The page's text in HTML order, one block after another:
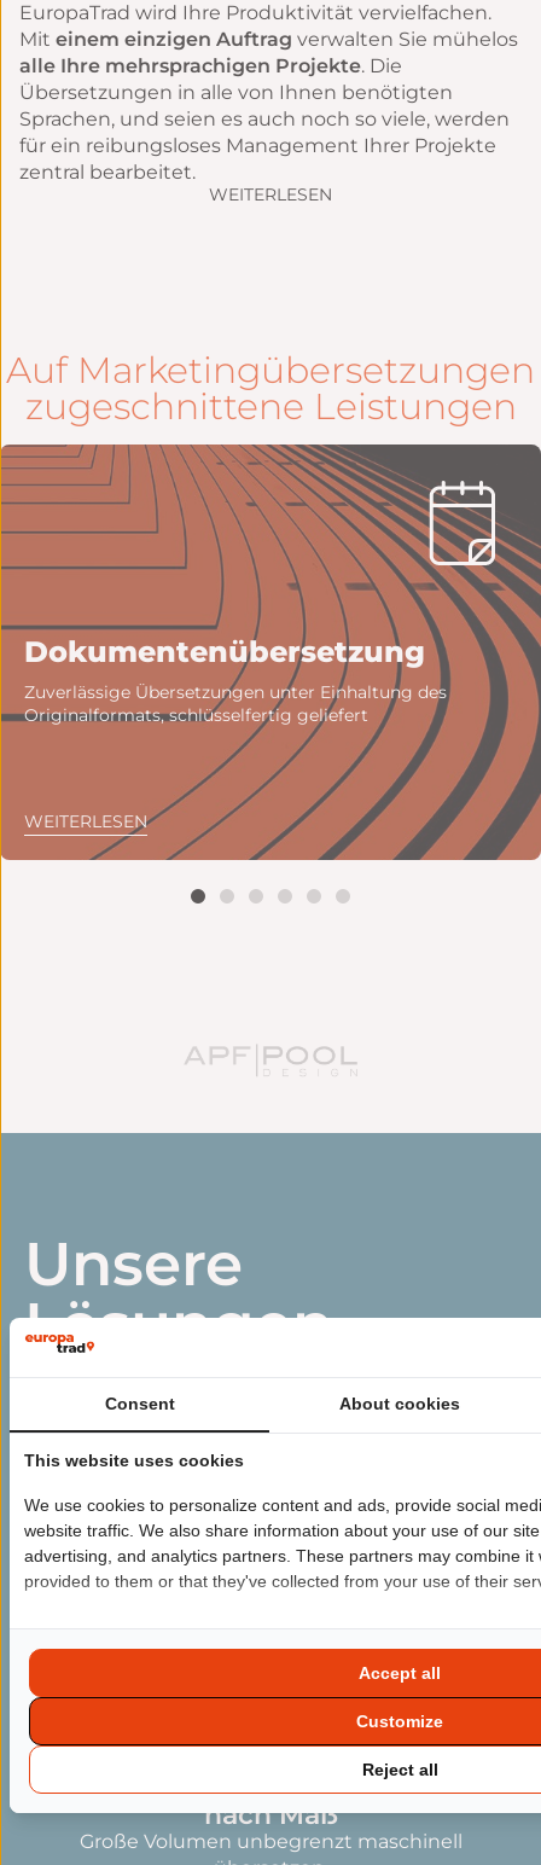
EuropaTrad wird Ihre Produktivität vervielfachen.
Mit einem einzigen Auftrag verwalten Sie mühelos
alle Ihre mehrsprachigen Projekte. Die
Übersetzungen in alle von Ihnen benötigten
Sprachen, und seien es auch noch so viele, werden
für ein reibungsloses Management Ihrer Projekte
zentral bearbeitet.
WEITERLESEN
Auf Marketingübersetzungen
zugeschnittene Leistungen
Dokumentenübersetzung
Zuverlässige Übersetzungen unter Einhaltung des
Originalformats, schlüsselfertig geliefert
WEITERLESEN
Unsere
Lösungen
für
Qualität der Übersetzungen KI
nach Maß
Große Volumen unbegrenzt maschinell
Consent About cookies
This website uses cookies
We use cookies to personalize content and ads, provide social
website traffic. We also share information about your use of our
advertising, and analytics partners. These partners may combine
provided to them or that they've collected from your use of their
Reject all
Customize
Accept all